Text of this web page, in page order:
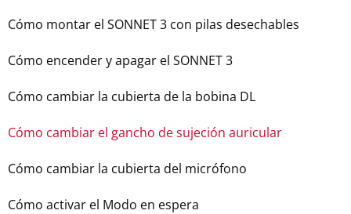
Cómo montar el SONNET 3 con pilas desechables
Cómo encender y apagar el SONNET 3
Cómo cambiar la cubierta de la bobina DL
Cómo cambiar el gancho de sujeción auricular
Cómo cambiar la cubierta del micrófono
Cómo activar el Modo en espera